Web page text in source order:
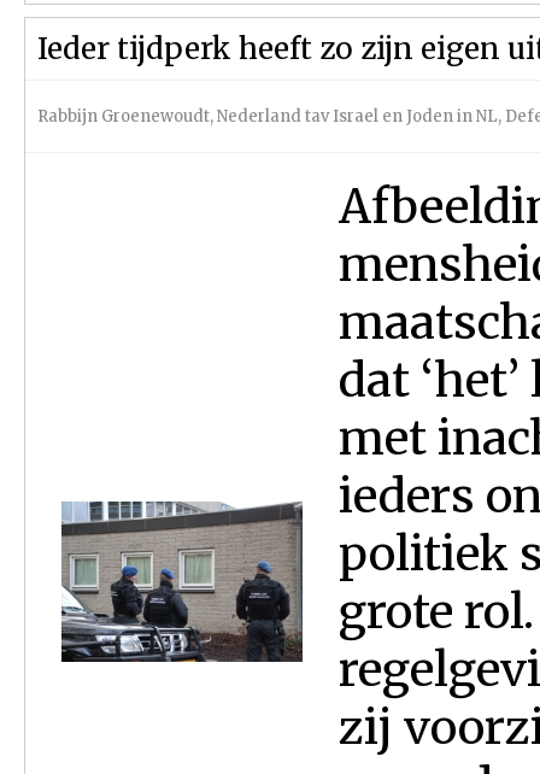
Ieder tijdperk heeft zo zijn eigen
Rabbijn Groenewoudt,Nederland tav Israel en Joden in NL,
dat
met
ieders
politiek
grote
zij